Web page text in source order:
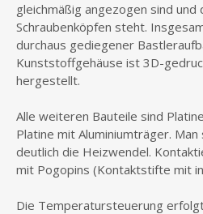
gleichmäßig angezogen sind und
Schraubenköpfen steht.
durchaus gediegener
Kunststoffgehäuse ist 3D-
hergestellt.
Alle weiteren Bauteile sind
Platine mit Aluminiumträger.
deutlich die Heizwendel.
mit Pogopins (Kontaktstifte mit
Die Temperatursteuerung